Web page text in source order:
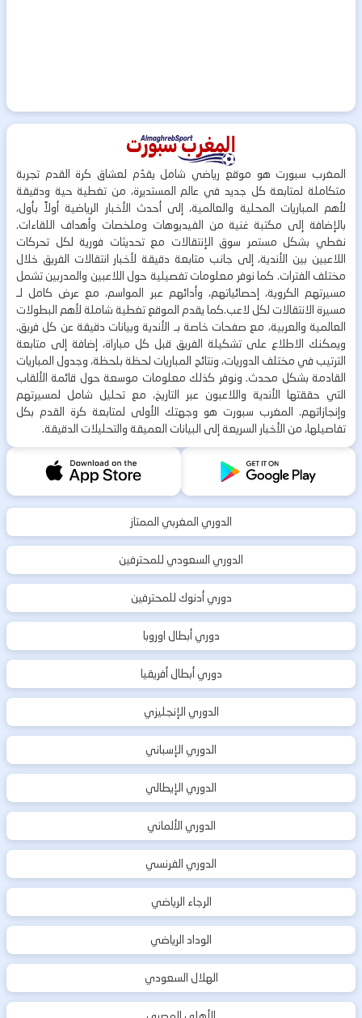
المغرب سبورت هو موقع رياضي شامل يقدّم لعشاق كرة القدم تجربة
متكاملة لمتابعة كل جديد في عالم المستديرة، من تغطية حية ودقيقة
لأهم المباريات المحلية والعالمية، إلى أحدث الأخبار الرياضية أولاً بأول،
بالإضافة إلى مكتبة غنية من الفيديوهات وملخصات وأهداف اللقاءات.
نغطي بشكل مستمر سوق الإنتقالات مع تحديثات فورية لكل تحركات
اللاعبين بين الأندية، إلى جانب متابعة دقيقة لأخبار انتقالات الفريق خلال
مختلف الفترات. كما نوفر معلومات تفصيلية حول اللاعبين والمدربين تشمل
مسيرتهم الكروية، إحصائياتهم، وأدائهم عبر المواسم، مع عرض كامل لـ
مسيرة الانتقالات لكل لاعب.كما يقدم الموقع تغطية شاملة لأهم البطولات
العالمية والعربية، مع صفحات خاصة بـ الأندية وبيانات دقيقة عن كل فريق.
ويمكنك الاطلاع على تشكيلة الفريق قبل كل مباراة، إضافة إلى متابعة
الترتيب في مختلف الدوريات، ونتائج المباريات لحظة بلحظة، وجدول المباريات
القادمة بشكل محدث. ونوفر كذلك معلومات موسعة حول قائمة الألقاب
التي حققتها الأندية واللاعبون عبر التاريخ، مع تحليل شامل لمسيرتهم
وإنجازاتهم. المغرب سبورت هو وجهتك الأولى لمتابعة كرة القدم بكل
تفاصيلها، من الأخبار السريعة إلى البيانات العميقة والتحليلات الدقيقة.
الدوري المغربي الممتاز
الدوري السعودي للمحترفين
دوري أدنوك للمحترفين
دوري أبطال اوروبا
دوري أبطال أفريقيا
الدوري الإنجليزي
الدوري الإسباني
الدوري الإيطالي
الدوري الألماني
الدوري الفرنسي
الرجاء الرياضي
الوداد الرياضي
الهلال السعودي